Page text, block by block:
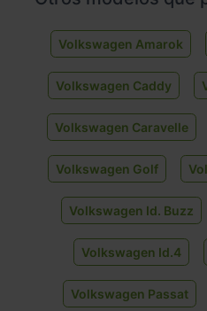
Volkswagen Amarok
Volkswagen Caddy
Volkswagen Caravelle
Volkswagen Golf
Volkswagen Id. Buzz
Volkswagen Id.4
Volkswagen Passat